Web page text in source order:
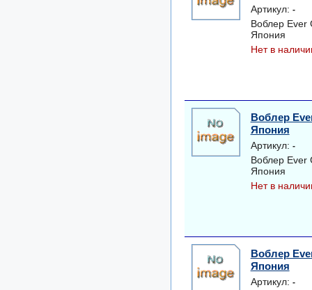
Артикул: -
Воблер Ever
Япония
Нет в
Воблер
Япония
Артикул: -
Воблер Ever
Япония
Нет в
Воблер
Япония
Артикул: -